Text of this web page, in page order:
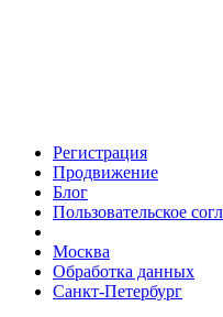
Регистрация
Продвижение
Блог
Пользовательское
Москва
Обработка данных
Санкт-Петербург